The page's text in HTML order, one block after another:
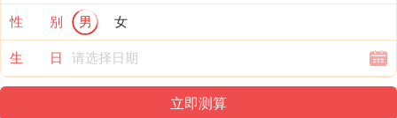
性 别 男 女
生 日